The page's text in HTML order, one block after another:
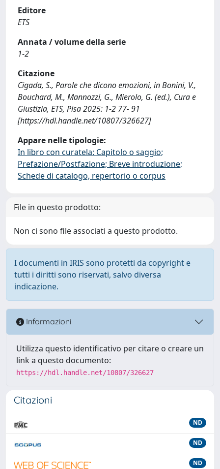
Editore
ETS
Annata / volume della serie
1-2
Citazione
Cigada, S., Parole che dicono emozioni, in Bonini, V.,
Bouchard, M., Mannozzi, G., Mierolo, G. (ed.), Cura e
Giustizia, ETS, Pisa 2025: 1-2 77- 91
[https://hdl.handle.net/10807/326627]
Appare nelle tipologie:
In libro con curatela: Capitolo o saggio;
Prefazione/Postfazione; Breve introduzione;
Schede di catalogo, repertorio o corpus
File in questo prodotto:
Non ci sono file associati a questo prodotto.
I documenti in IRIS sono protetti da copyright e
tutti i diritti sono riservati, salvo diversa
indicazione.
Informazioni
Utilizza questo identificativo per citare o creare un
link a questo documento:
https://hdl.handle.net/10807/326627
Citazioni
ND
ND
ND